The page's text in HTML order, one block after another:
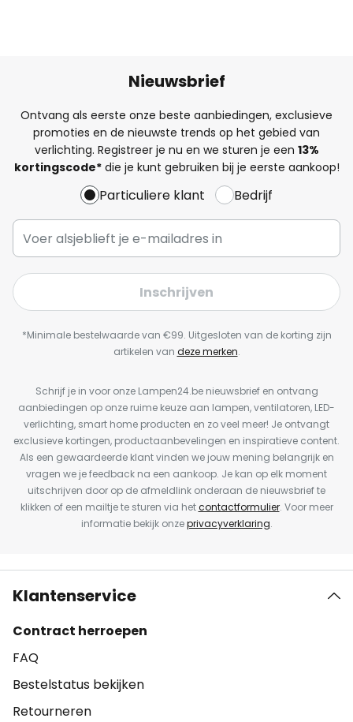
Nieuwsbrief
Ontvang als eerste onze beste aanbiedingen, exclusieve
promoties en de nieuwste trends op het gebied van
verlichting. Registreer je nu en we sturen je een 13%
kortingscode*die je kunt gebruiken bij je eerste aankoop!
Particuliere klant Bedrijf
Inschrijven
*Minimale bestelwaarde van €99. Uitgesloten van de korting zijn
artikelen van deze merken.
Schrijf je in voor onze Lampen24.be nieuwsbrief en ontvang
aanbiedingen op onze ruime keuze aan lampen, ventilatoren, LED-
verlichting, smart home producten en zo veel meer! Je ontvangt
exclusieve kortingen, productaanbevelingen en inspiratieve content.
Als een gewaardeerde klant vinden we jouw mening belangrijk en
vragen we je feedback na een aankoop. Je kan op elk moment
uitschrijven door op de afmeldlink onderaan de nieuwsbrief te
klikken of een mailtje te sturen via hetcontactformulier. Voor meer
informatie bekijk onzeprivacyverklaring.
Klantenservice
Contract herroepen
FAQ
Bestelstatus bekijken
Retourneren